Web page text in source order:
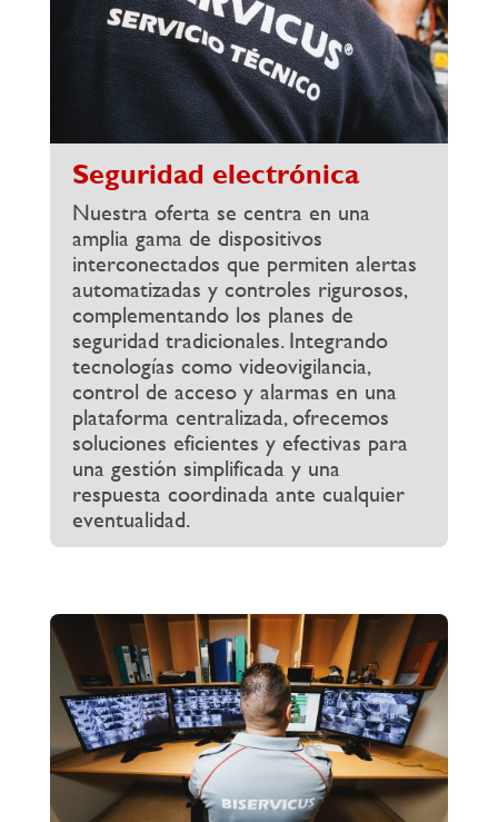
Seguridad electrónica
Nuestra oferta se centra en una
amplia gama de dispositivos
interconectados que permiten alertas
automatizadas y controles rigurosos,
complementando los planes de
seguridad tradicionales. Integrando
tecnologías como videovigilancia,
control de acceso y alarmas en una
plataforma centralizada, ofrecemos
soluciones eficientes y efectivas para
una gestión simplificada y una
respuesta coordinada ante cualquier
eventualidad.